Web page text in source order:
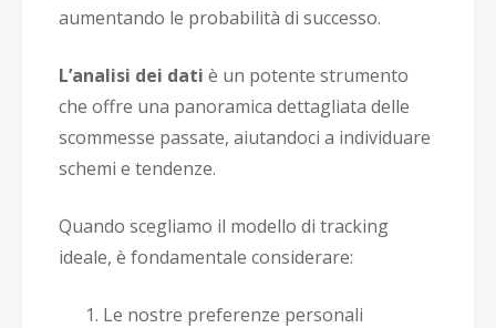
aumentando le probabilità di successo.
L’analisi dei dati è un potente strumento
che offre una panoramica dettagliata delle
scommesse passate, aiutandoci a individuare
schemi e tendenze.
Quando scegliamo il modello di tracking
ideale, è fondamentale considerare:
Le nostre preferenze personali